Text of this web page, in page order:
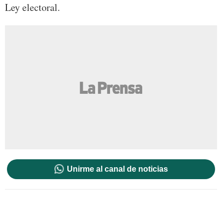
Ley electoral.
Unirme al canal de noticias